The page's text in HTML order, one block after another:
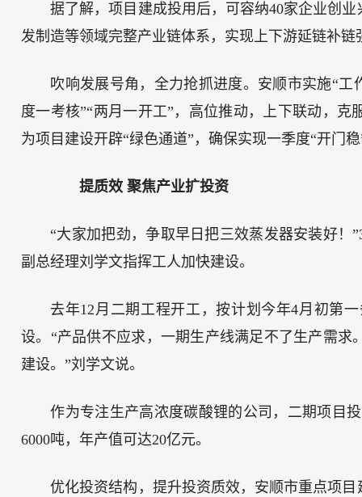
据了解，项目建成投用后，可容纳40家企业创
发制造等领域完整产业链体系，实现上下游延链补链
吹响发展号角，全力抢抓进度。安顺市实施“工
度一考核”“两月一开工”，高位推动，上下联动，
为项目建设开辟“绿色通道”，确保实现一季度“开门
提质效 聚焦产业扩投资
“大家加把劲，争取早日把三效蒸发器安装好！
副总经理刘学文指挥工人加快建设。
去年12月二期工程开工，按计划今年4月初第
设。“产品供不应求，一期生产线满足不了生产需
建设。”刘学文说。
作为专注生产高浓度碳酸锂的公司，二期项目
6000吨，年产值可达20亿元。
优化投资结构，提升投资质效，安顺市重点项